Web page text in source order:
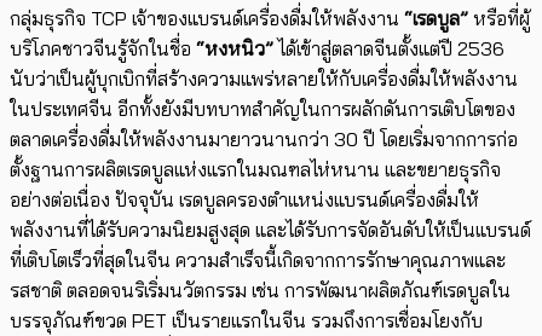
กลุ่มธุรกิจ TCP เจ้าของแบรนด์เครื่องดื่มให้พลังงาน “เรดบูล” หรือที่ผู้
บริโภคชาวจีนรู้จักในชื่อ “หงหนิว”ได้เข้าสู่ตลาดจีนตั้งแต่ปี 2536
นับว่าเป็นผู้บุกเบิกที่สร้างความแพร่หลายให้กับเครื่องดื่มให้พลังงาน
ในประเทศจีน อีกทั้งยังมีบทบาทสำคัญในการผลักดันการเติบโตของ
ตลาดเครื่องดื่มให้พลังงานมายาวนานกว่า 30 ปี โดยเริ่มจากการก่อ
ตั้งฐานการผลิตเรดบูลแห่งแรกในมณฑลไห่หนาน และขยายธุรกิจ
อย่างต่อเนื่อง ปัจจุบัน เรดบูลครองตำแหน่งแบรนด์เครื่องดื่มให้
พลังงานที่ได้รับความนิยมสูงสุด และได้รับการจัดอันดับให้เป็นแบรนด์
ที่เติบโตเร็วที่สุดในจีน ความสำเร็จนี้เกิดจากการรักษาคุณภาพและ
รสชาติ ตลอดจนริเริ่มนวัตกรรม เช่น การพัฒนาผลิตภัณฑ์เรดบูลใน
บรรจุภัณฑ์ขวด PET เป็นรายแรกในจีน รวมถึงการเชื่อมโยงกับ